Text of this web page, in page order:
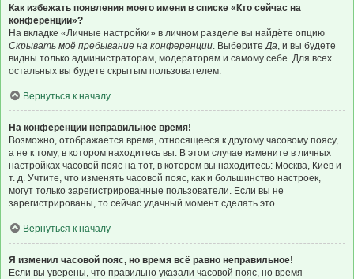
Как избежать появления моего имени в списке «Кто сейчас на
конференции»?
На вкладке «Личные настройки» в личном разделе вы найдёте опцию
Скрывать моё пребывание на конференции. ВыберитеДа, и вы будете
видны только администраторам, модераторам и самому себе. Для всех
остальных вы будете скрытым пользователем.
Вернуться к началу
На конференции неправильное время!
Возможно, отображается время, относящееся к другому часовому поясу,
а не к тому, в котором находитесь вы. В этом случае измените в личных
настройках часовой пояс на тот, в котором вы находитесь: Москва, Киев и
т. д. Учтите, что изменять часовой пояс, как и большинство настроек,
могут только зарегистрированные пользователи. Если вы не
зарегистрированы, то сейчас удачный момент сделать это.
Вернуться к началу
Я изменил часовой пояс, но время всё равно неправильное!
Если вы уверены, что правильно указали часовой пояс, но время